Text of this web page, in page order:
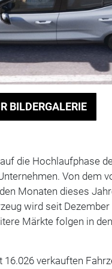
BILDERGALERIE
die Hochlaufphase
Von dem
Monaten dieses
wird seit
Märkte folgen in
verkauften